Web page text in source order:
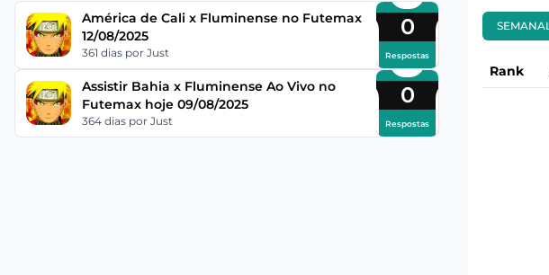
América de Cali x Fluminense no Futemax
12/08/2025
361 dias por Just
0
Respostas
Assistir Bahia x Fluminense Ao Vivo no
Futemax hoje 09/08/2025
364 dias por Just
0
Respostas
SEMANAL
Rank